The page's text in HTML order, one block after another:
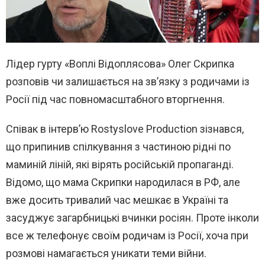
Лідер гурту «Воплі Відоплясова» Олег Скрипка
розповів чи залишається на зв’язку з родичами із
Росії під час повномасштабного вторгнення.
Співак в інтерв’ю Rostyslove Production зізнався,
що припинив спілкування з частиною рідні по
маминій ліній, які вірять російській пропаганді.
Відомо, що мама Скрипки народилася в РФ, але
вже досить тривалий час мешкає в Україні та
засуджує загарбницькі вчинки росіян. Проте інколи
все ж телефонує своїм родичам із Росії, хоча при
розмові намагається уникати теми війни.